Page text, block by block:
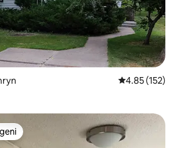
Ukadiriaji wa
4.85 (152)